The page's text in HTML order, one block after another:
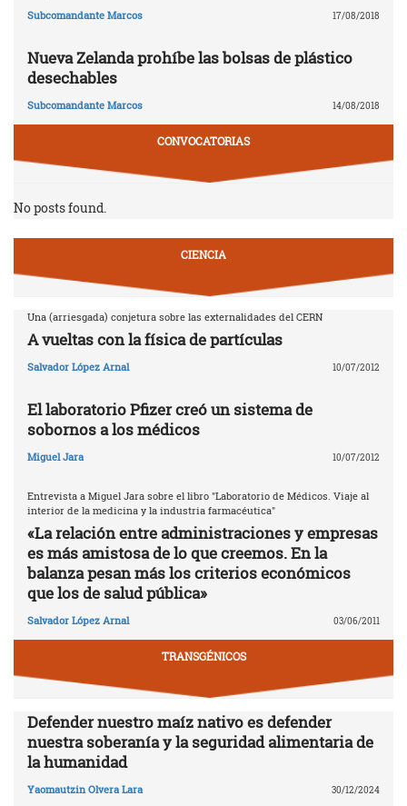
Subcomandante Marcos 17/08/2018
Nueva Zelanda prohíbe las bolsas de plástico
desechables
Subcomandante Marcos 14/08/2018
CONVOCATORIAS
No posts found.
CIENCIA
Una (arriesgada) conjetura sobre las externalidades del CERN
A vueltas con la física de partículas
Salvador López Arnal 10/07/2012
El laboratorio Pfizer creó un sistema de
sobornos a los médicos
Miguel Jara 10/07/2012
Entrevista a Miguel Jara sobre el libro "Laboratorio de Médicos. Viaje al
interior de la medicina y la industria farmacéutica"
«La relación entre administraciones y empresas
es más amistosa de lo que creemos. En la
balanza pesan más los criterios económicos
que los de salud pública»
Salvador López Arnal 03/06/2011
TRANSGÉNICOS
Defender nuestro maíz nativo es defender
nuestra soberanía y la seguridad alimentaria de
la humanidad
Yaomautzin Olvera Lara 30/12/2024